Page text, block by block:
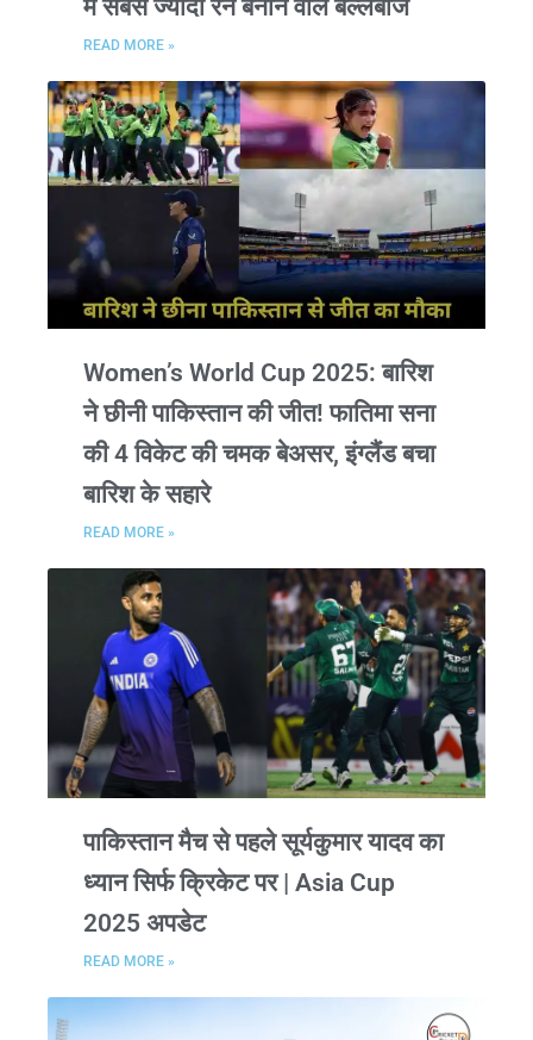
में सबसे ज्यादा रन बनाने वाले बल्लेबाज
READ MORE »
Women’s World Cup 2025: बारिश
ने छीनी पाकिस्तान की जीत! फातिमा सना
की 4 विकेट की चमक बेअसर, इंग्लैंड बचा
बारिश के सहारे
READ MORE »
पाकिस्तान मैच से पहले सूर्यकुमार यादव का
ध्यान सिर्फ क्रिकेट पर | Asia Cup
2025 अपडेट
READ MORE »